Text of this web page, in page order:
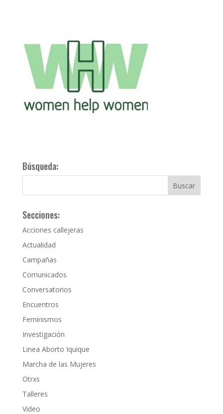
Búsqueda:
Secciones:
Acciones callejeras
Actualidad
Campañas
Comunicados
Conversatorios
Encuentros
Feminismos
Investigación
Linea Aborto Iquique
Marcha de las Mujeres
Otrxs
Talleres
Video